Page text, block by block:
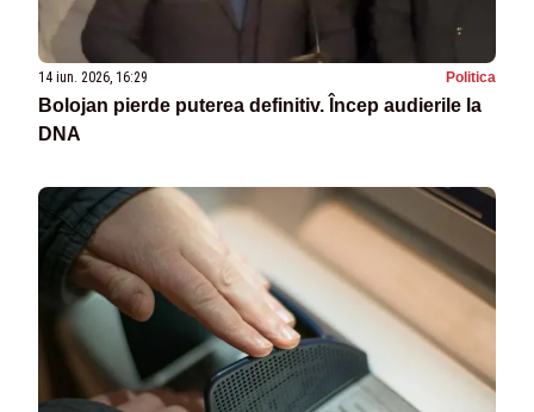
14 iun. 2026, 16:29 Politica
Bolojan pierde puterea definitiv. Încep audierile la
DNA